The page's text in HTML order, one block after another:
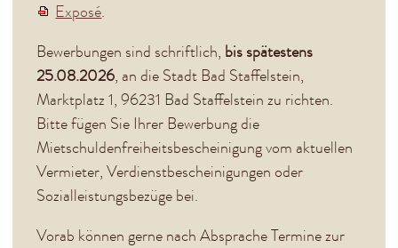
Service & Infos
Kontakt & Rechtliches
Exposé.
Bewerbungen sind schriftlich, bis spätestens
25.08.2026, an die Stadt Bad Staffelstein,
Marktplatz 1, 96231 Bad Staffelstein zu richten.
Bitte fügen Sie Ihrer Bewerbung die
Mietschuldenfreiheitsbescheinigung vom aktuellen
Vermieter, Verdienstbescheinigungen oder
Sozialleistungsbezüge bei.
Vorab können gerne nach Absprache Termine zur